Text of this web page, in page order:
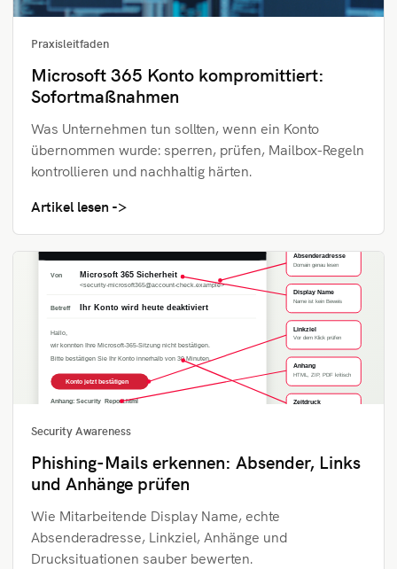
Praxisleitfaden
Microsoft 365 Konto kompromittiert:
Sofortmaßnahmen
Was Unternehmen tun sollten, wenn ein Konto
übernommen wurde: sperren, prüfen, Mailbox-Regeln
kontrollieren und nachhaltig härten.
Artikel lesen
Security Awareness
Phishing-Mails erkennen: Absender, Links
und Anhänge prüfen
Wie Mitarbeitende Display Name, echte
Absenderadresse, Linkziel, Anhänge und
Drucksituationen sauber bewerten.